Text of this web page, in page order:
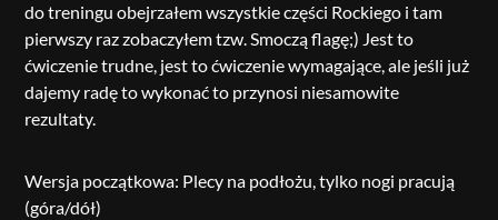
do treningu obejrzałem wszystkie części Rockiego i tam
pierwszy raz zobaczyłem tzw. Smoczą flagę;) Jest to
ćwiczenie trudne, jest to ćwiczenie wymagające, ale jeśli już
dajemy radę to wykonać to przynosi niesamowite
rezultaty.
Wersja początkowa: Plecy na podłożu, tylko nogi pracują
(góra/dół)